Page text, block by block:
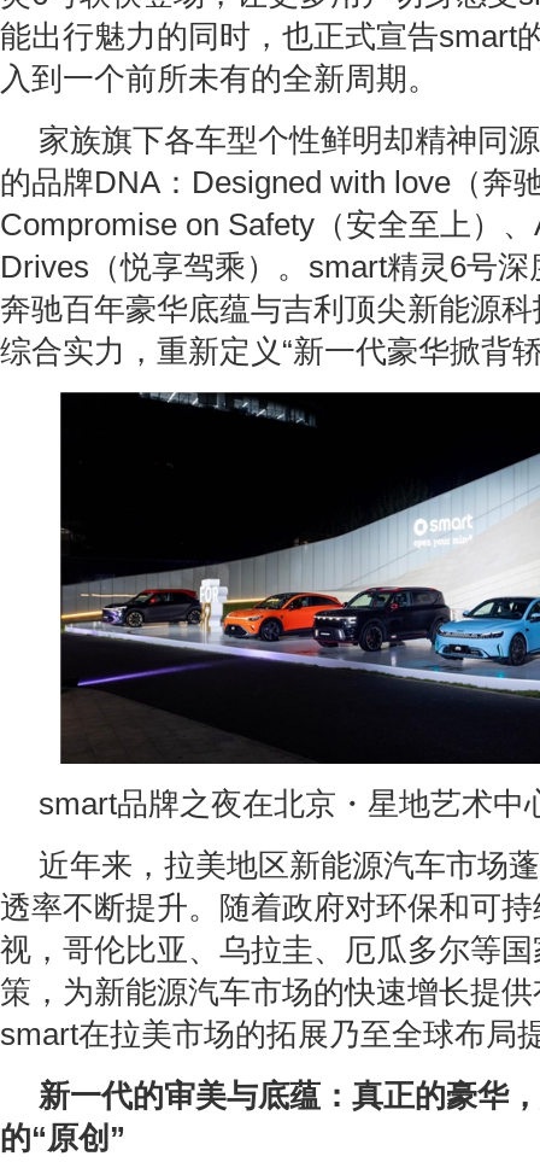
能出行魅力的同时，也正式宣告smart
入到一个前所未有的全新周期。
家族旗下各车型个性鲜明却精神同
的品牌DNA：Designed with love（奔
Compromise on Safety（安全至上）
Drives（悦享驾乘）。smart精灵6号
奔驰百年豪华底蕴与吉利顶尖新能源
综合实力，重新定义“新一代豪华掀背
smart品牌之夜在北京・星地艺术中
近年来，拉美地区新能源汽车市场
透率不断提升。随着政府对环保和可
视，哥伦比亚、乌拉圭、厄瓜多尔等
策，为新能源汽车市场的快速增长提
smart在拉美市场的拓展乃至全球布局
新一代的审美与底蕴：真正的豪华
的“原创 ”